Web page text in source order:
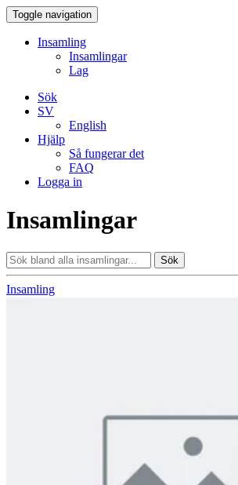
Toggle navigation
Insamling
Insamlingar
Lag
Sök
SV
English
Hjälp
Så fungerar det
FAQ
Logga in
Insamlingar
Sök
Insamling